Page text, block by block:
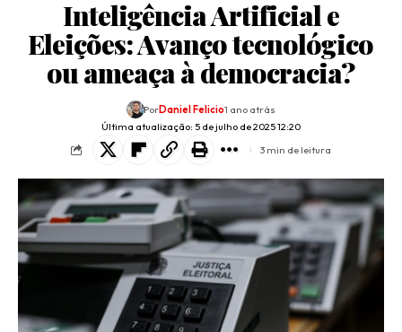
Inteligência Artificial e
Eleições: Avanço tecnológico
ou ameaça à democracia?
Última atualização: 5 de julho de 2025 12:20
PorDaniel Felicio1 ano atrás
3 min de leitura